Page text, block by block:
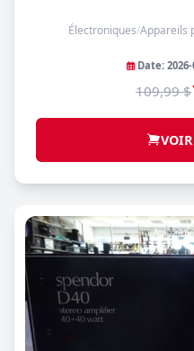
Électroniques/Appareils
Date: 2026-
109,99 $